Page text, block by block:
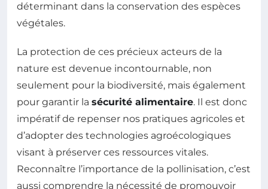
déterminant dans la conservation des espèces
végétales.
La protection de ces précieux acteurs de la
nature est devenue incontournable, non
seulement pour la biodiversité, mais également
pour garantir la sécu­rité alimentaire. Il est donc
impératif de repenser nos pratiques agricoles et
d’adopter des technologies agroécologiques
visant à préserver ces ressources vitales.
Reconnaître l’importance de la pollinisation, c’est
aussi comprendre la nécessité de promouvoir